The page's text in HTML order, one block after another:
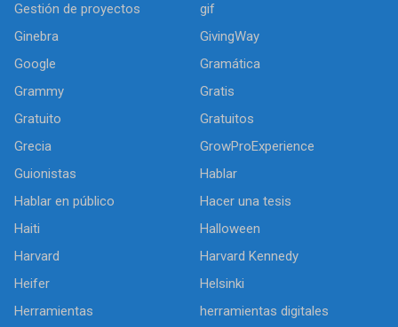
Gestión de proyectos
gif
Ginebra
GivingWay
Google
Gramática
Grammy
Gratis
Gratuito
Gratuitos
Grecia
GrowProExperience
Guionistas
Hablar
Hablar en público
Hacer una tesis
Haiti
Halloween
Harvard
Harvard Kennedy
Heifer
Helsinki
Herramientas
herramientas digitales